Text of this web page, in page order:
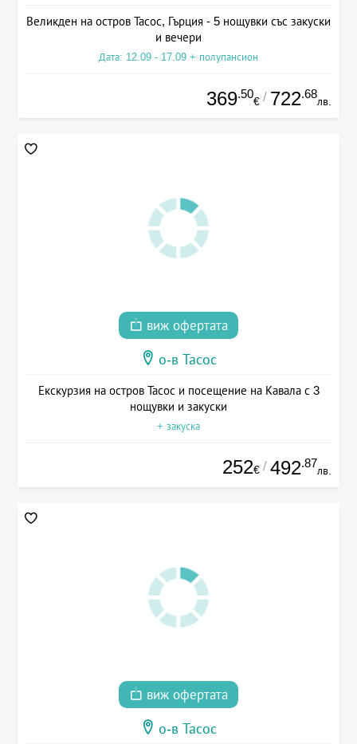
Великден на остров Тасос, Гърция - 5 нощувки със закуски
и вечери
Дата: 12.09 - 17.09 + полупансион
369.50
€ / 722.68
лв.
виж офертата
о-в Тасос
Екскурзия на остров Тасос и посещение на Кавала с 3
нощувки и закуски
+ закуска
252€ / 492.87
лв.
виж офертата
о-в Тасос